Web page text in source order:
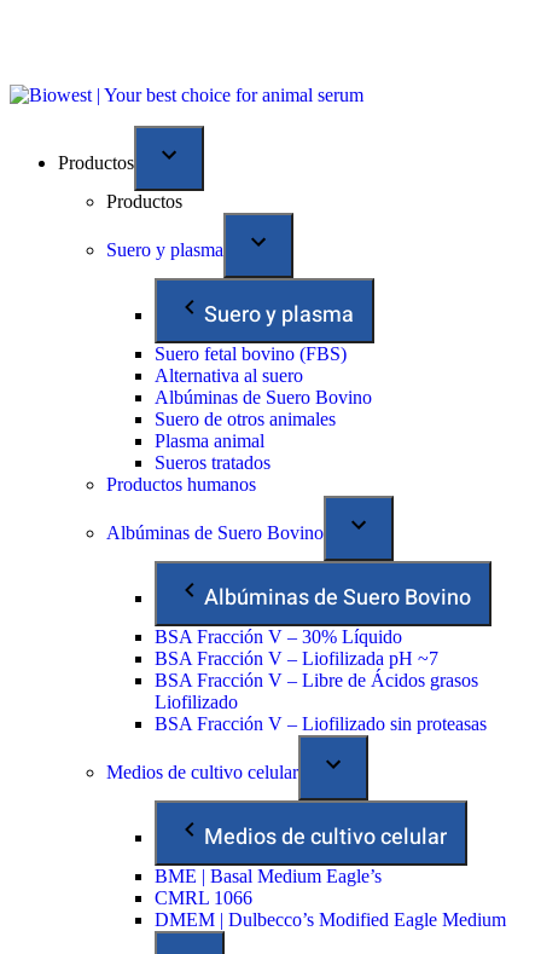
Productos
Productos
Suero y plasma
Suero y plasma
Suero fetal bovino (FBS)
Alternativa al suero
Albúminas de Suero Bovino
Suero de otros animales
Plasma animal
Sueros tratados
Productos humanos
Albúminas de Suero Bovino
Albúminas de Suero Bovino
BSA Fracción V – 30% Líquido
BSA Fracción V – Liofilizada pH ~7
BSA Fracción V – Libre de Ácidos grasos
Liofilizado
BSA Fracción V – Liofilizado sin proteasas
Medios de cultivo celular
Medios de cultivo celular
BME | Basal Medium Eagle’s
CMRL 1066
DMEM | Dulbecco’s Modified Eagle Medium